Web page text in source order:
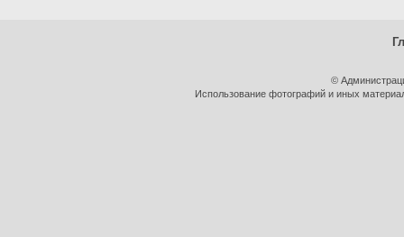
©
Использование фотографий и иных